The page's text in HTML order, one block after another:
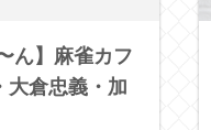
ん】麻雀カフ
大倉忠義・加